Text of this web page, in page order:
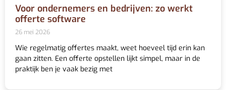
Voor ondernemers en bedrijven: zo werkt
offerte software
26 mei 2026
Wie regelmatig offertes maakt, weet hoeveel tijd erin kan
gaan zitten. Een offerte opstellen lijkt simpel, maar in de
praktijk ben je vaak bezig met